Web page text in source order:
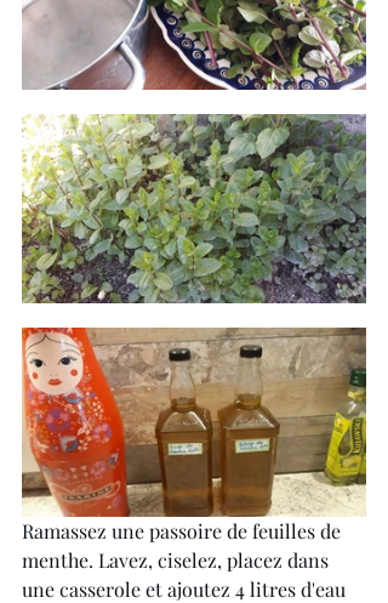
Ramassez une passoire de feuilles de
menthe. Lavez, ciselez, placez dans
une casserole et ajoutez 4 litres d'eau